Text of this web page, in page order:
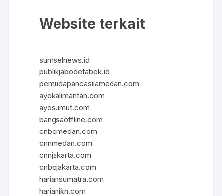
Website terkait
sumselnews.id
publikjabodetabek.id
pemudapancasilamedan.com
ayokalimantan.com
ayosumut.com
bangsaoffline.com
cnbcmedan.com
cnnmedan.com
cnnjakarta.com
cnbcjakarta.com
hariansumatra.com
harianikn.com